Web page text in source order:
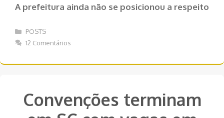
A prefeitura ainda não se posicionou a respeito
Categorias
POSTS
12 Comentários
Convenções terminam